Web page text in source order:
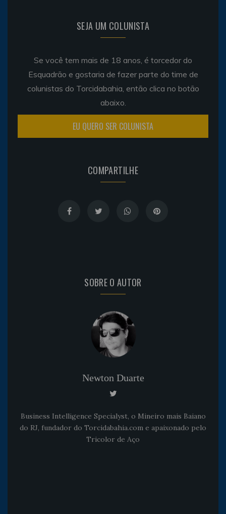
SEJA UM COLUNISTA
Se você tem mais de 18 anos, é torcedor do
Esquadrão e gostaria de fazer parte do time de
colunistas do Torcidabahia, então clica no botão
abaixo.
EU QUERO SER COLUNISTA
COMPARTILHE
SOBRE O AUTOR
Newton Duarte
Business Intelligence Specialyst, o Mineiro mais Baiano
do RJ, fundador do Torcidabahia.com e apaixonado pelo
Tricolor de Aço